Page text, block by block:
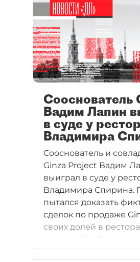
Сооснователь
Вадим Лапин
в суде у
Владимира
Сооснователь и
Ginza Project Вадим
выиграл в суде у
Владимира Спирина.
пытался доказать
сделок по продаже
своих долей в